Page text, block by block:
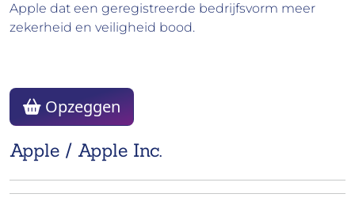
Apple dat een geregistreerde bedrijfsvorm meer
zekerheid en veiligheid bood.
Apple / Apple Inc.
Opzeggen